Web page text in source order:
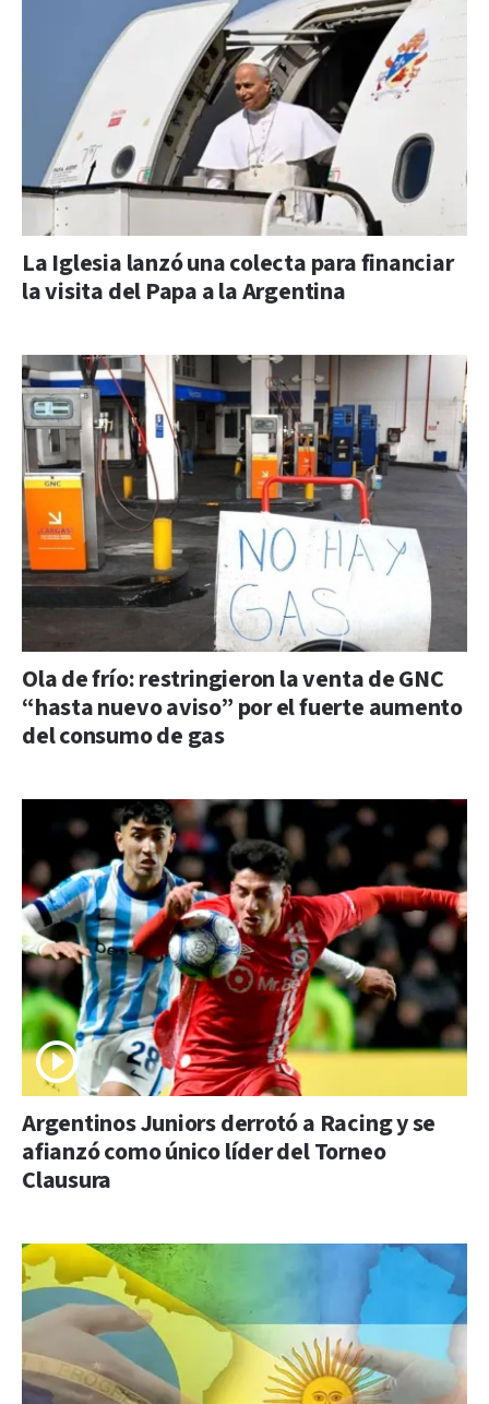
La Iglesia lanzó una colecta para financiar
la visita del Papa a la Argentina
Ola de frío: restringieron la venta de GNC
“hasta nuevo aviso” por el fuerte aumento
del consumo de gas
Argentinos Juniors derrotó a Racing y se
afianzó como único líder del Torneo
Clausura